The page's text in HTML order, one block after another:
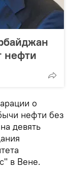
нефти
о
нефти без
девять
в Вене.